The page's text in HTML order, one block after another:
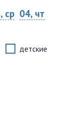
ср 04, чт
детские